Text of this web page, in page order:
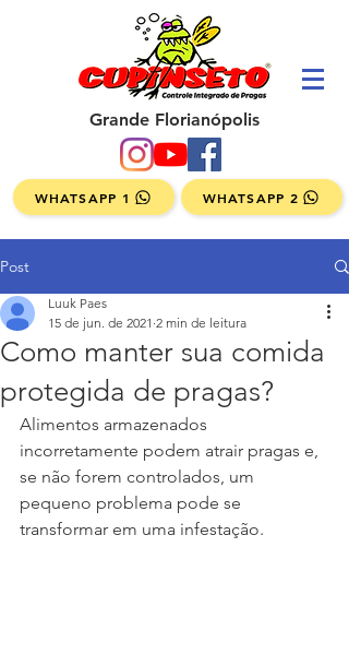
Grande Florianópolis
WHATSAPP 1 WHATSAPP 2
Post
Como manter sua comida
protegida de pragas?
Luuk Paes
15 de jun. de 2021 2 min de leitura
Alimentos armazenados
incorretamente podem atrair pragas e,
se não forem controlados, um
pequeno problema pode se
transformar em uma infestação.